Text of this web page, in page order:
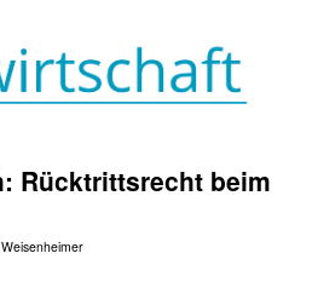
Rücktrittsrecht beim
Weisenheimer